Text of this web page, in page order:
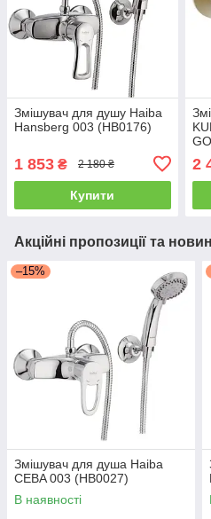
Змішувач для душу Haiba
Hansberg 003 (HB0176)
1 853 ₴ 2 180 ₴
Купити
2
Акційні пропозиції та
–15%
Змішувач для душа Haiba
CEBA 003 (HB0027)
В наявності